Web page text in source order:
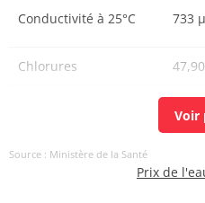
Conductivité à 25°C 733
Chlorures
0,33
Source : Ministère de la Santé
Prix de